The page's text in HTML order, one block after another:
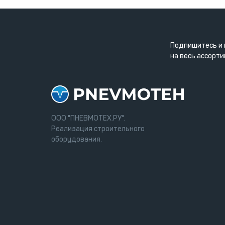
Подпишитесь и
на весь
ООО "ПНЕВМОТЕХ.РУ".
Реализация строительного
оборудования.